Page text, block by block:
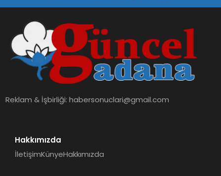
Reklam & İşbirliği:habersonuclari@gmail.com
Hakkımızda
İletişimKünyeHakkımızda